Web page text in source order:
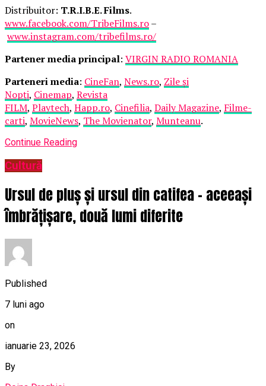
Distribuitor: T.R.I.B.E. Films.
www.facebook.com/TribeFilms.ro–
www.instagram.com/tribefilms.ro/
Partener media principal: VIRGIN RADIO ROMANIA
Parteneri media: CineFan, News.ro, Zile și
Nopți, Cinemap, Revista
FILM, Playtech, Happ.ro, Cinefilia, Daily Magazine, Filme-
carti, MovieNews, The Movienator, Munteanu.
Continue Reading
Cultură
Ursul de pluș și ursul din catifea – aceeași
îmbrățișare, două lumi diferite
Published
7 luni ago
on
ianuarie 23, 2026
By